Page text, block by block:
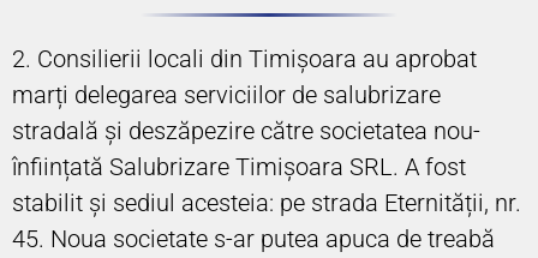
2. Consilierii locali din Timișoara au aprobat
marți delegarea serviciilor de salubrizare
stradală și deszăpezire către societatea nou-
înființată Salubrizare Timișoara SRL. A fost
stabilit și sediul acesteia: pe strada Eternității, nr.
45. Noua societate s-ar putea apuca de treabă